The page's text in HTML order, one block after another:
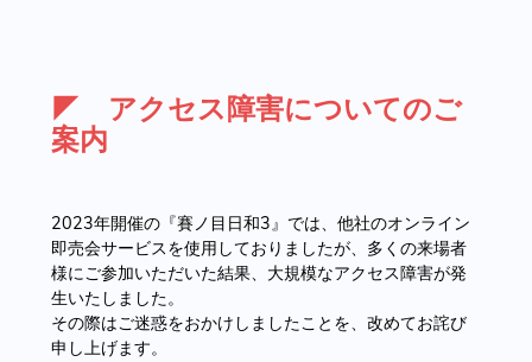
◤ アクセス障害についてのご
案内
2023年開催の『賽ノ目日和3』では、他社のオンライン
即売会サービスを使用しておりましたが、多くの来場者
様にご参加いただいた結果、大規模なアクセス障害が発
生いたしました。
その際はご迷惑をおかけしましたことを、改めてお詫び
申し上げます。